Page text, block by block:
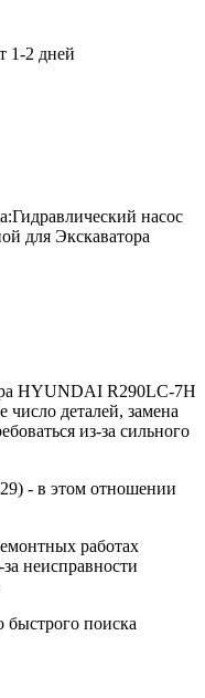
1-2 дней
Гидравлический насос
для Экскаватора
HYUNDAI R290LC-7H
число деталей, замена
из-за сильного
- в этом отношении
работах
неисправности
быстрого поиска